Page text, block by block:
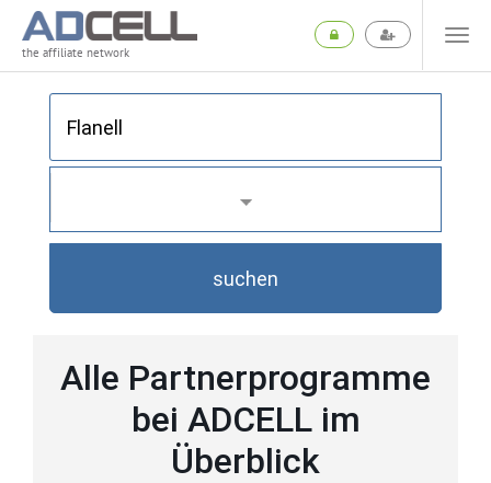
the affiliate network
suchen
Alle Partnerprogramme
bei ADCELL im
Überblick